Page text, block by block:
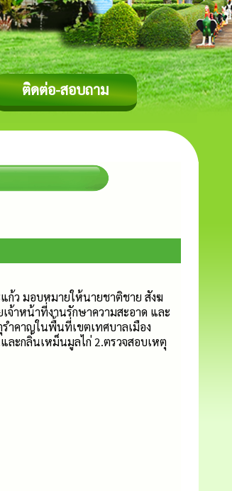
ติดต่อ-สอบถาม
ก้ว มอบหมายให้นายชาติชาย สังฆ
จ้าหน้าที่งานรักษาความสะอาด และ
ำคาญในพื้นที่เขตเทศบาลเมือง
ละกลิ่นเหม็นมูลไก่ 2.ตรวจสอบเหตุ